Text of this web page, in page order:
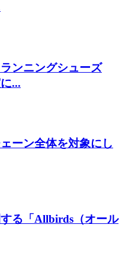
ンニングシューズ
...
ーン全体を対象にし
る「Allbirds（オール